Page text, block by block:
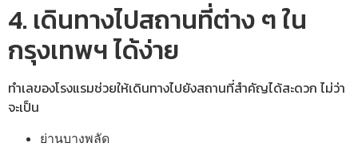
4. เดินทางไปสถานที่ต่าง ๆ ใน
กรุงเทพฯ ได้ง่าย
ทำเลของโรงแรมช่วยให้เดินทางไปยังสถานที่สำคัญได้สะดวก ไม่ว่า
จะเป็น
ย่านบางพลัด